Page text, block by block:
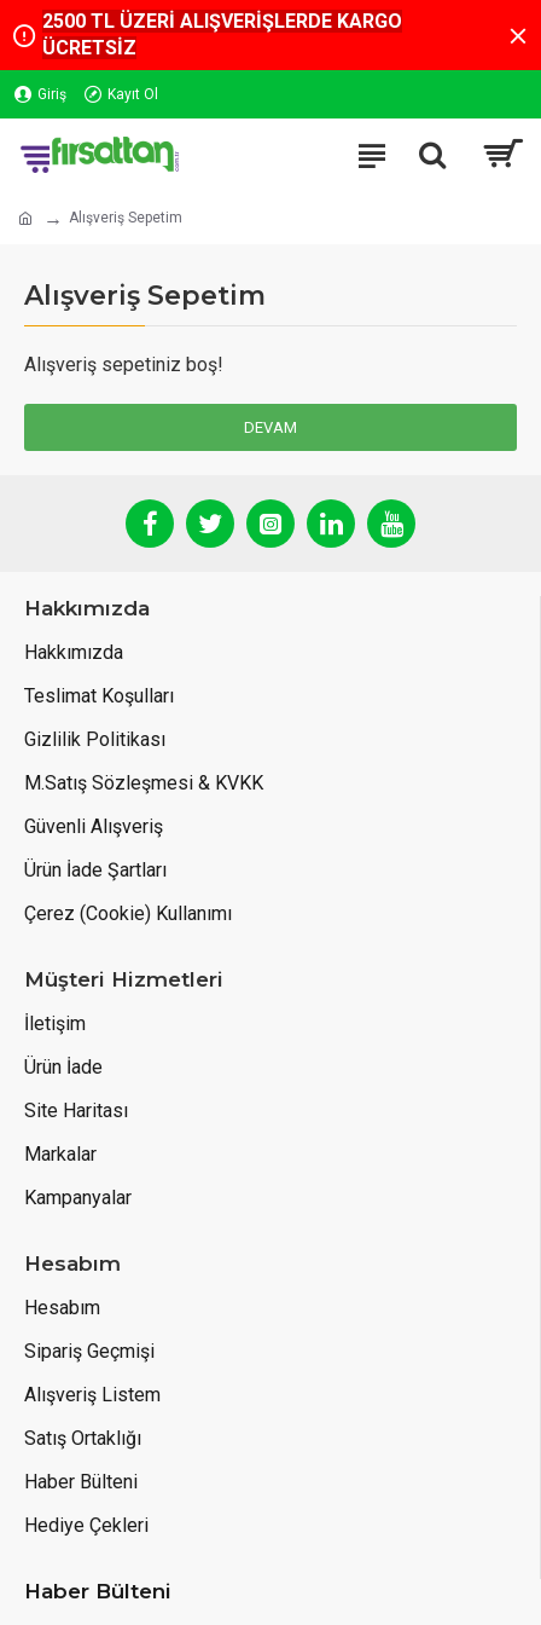
2500 TL ÜZERİ ALIŞVERİŞLERDE KARGO
ÜCRETSİZ
Giriş Kayıt Ol
Alışveriş Sepetim
Alışveriş Sepetim
Alışveriş sepetiniz boş!
DEVAM
Hakkımızda
Hakkımızda
Teslimat Koşulları
Gizlilik Politikası
M.Satış Sözleşmesi & KVKK
Güvenli Alışveriş
Ürün İade Şartları
Çerez (Cookie) Kullanımı
Müşteri Hizmetleri
İletişim
Ürün İade
Site Haritası
Markalar
Kampanyalar
Hesabım
Hesabım
Sipariş Geçmişi
Alışveriş Listem
Satış Ortaklığı
Haber Bülteni
Hediye Çekleri
Haber Bülteni